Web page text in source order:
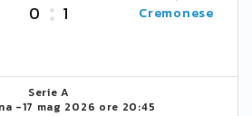
0 1 Cremonese
Serie A
-17 mag 2026 ore 20:45